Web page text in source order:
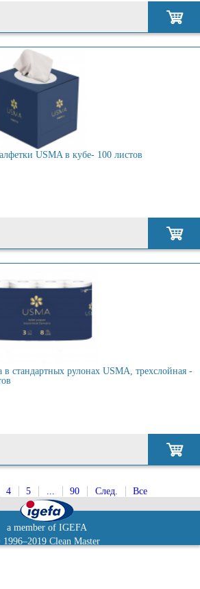
USMA в кубе- 100 листов
в стандартных рулонах USMA, трехслойная -
4 5 ... 90 След. Все
a member of IGEFA
Clean Master